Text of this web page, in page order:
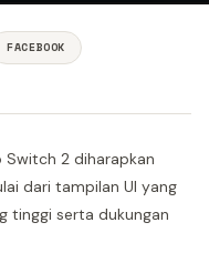
FACEBOOK
2 diharapkan
dari tampilan UI yang
tinggi serta dukungan